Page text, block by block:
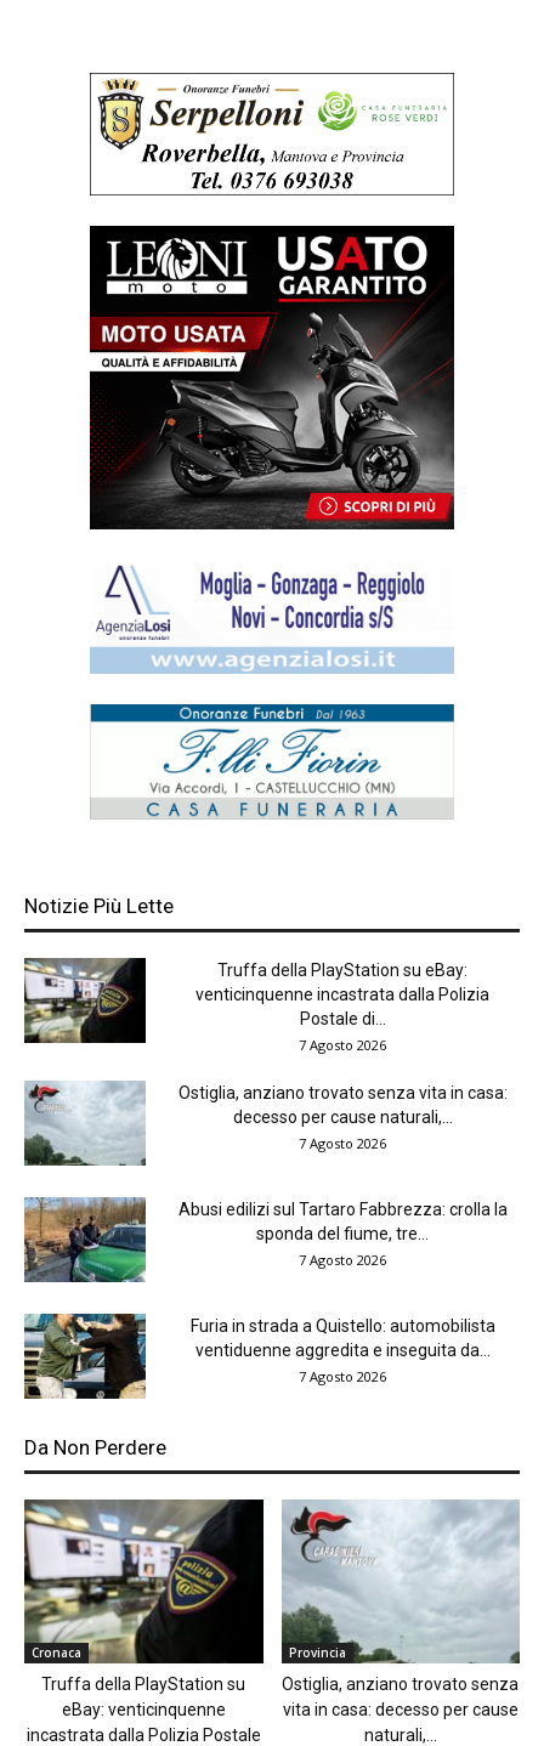
Notizie Più Lette
Truffa della PlayStation su eBay:
venticinquenne incastrata dalla Polizia
Postale di...
7 Agosto 2026
Ostiglia, anziano trovato senza vita in casa:
decesso per cause naturali,...
7 Agosto 2026
Abusi edilizi sul Tartaro Fabbrezza: crolla la
sponda del fiume, tre...
7 Agosto 2026
Furia in strada a Quistello: automobilista
ventiduenne aggredita e inseguita da...
7 Agosto 2026
Da Non Perdere
Cronaca
Truffa della PlayStation su
eBay: venticinquenne
incastrata dalla Polizia Postale
Provincia
Ostiglia, anziano trovato senza
vita in casa: decesso per cause
naturali,...